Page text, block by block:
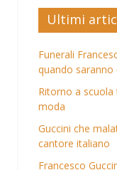
Ultimi
Funerali
quando saranno
Ritorno a
moda
Guccini che
cantore italiano
Francesco